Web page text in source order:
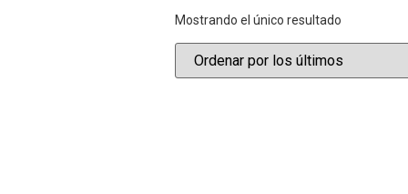
Mostrando el único resultado